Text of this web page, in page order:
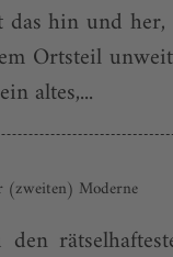
hin und
Ortsteil
altes,...
(zweiten) Moderne